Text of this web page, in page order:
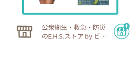
公衆衛生・救急・防災
のE.H.S.ストア by ビジ